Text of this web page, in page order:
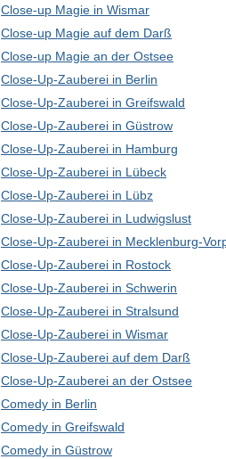
Close-up Magie in Wismar
Close-up Magie auf dem Darß
Close-up Magie an der Ostsee
Close-Up-Zauberei in Berlin
Close-Up-Zauberei in Greifswald
Close-Up-Zauberei in Güstrow
Close-Up-Zauberei in Hamburg
Close-Up-Zauberei in Lübeck
Close-Up-Zauberei in Lübz
Close-Up-Zauberei in Ludwigslust
Close-Up-Zauberei in Mecklenburg-
Close-Up-Zauberei in Rostock
Close-Up-Zauberei in Schwerin
Close-Up-Zauberei in Stralsund
Close-Up-Zauberei in Wismar
Close-Up-Zauberei auf dem Darß
Close-Up-Zauberei an der Ostsee
Comedy in Berlin
Comedy in Greifswald
Comedy in Güstrow